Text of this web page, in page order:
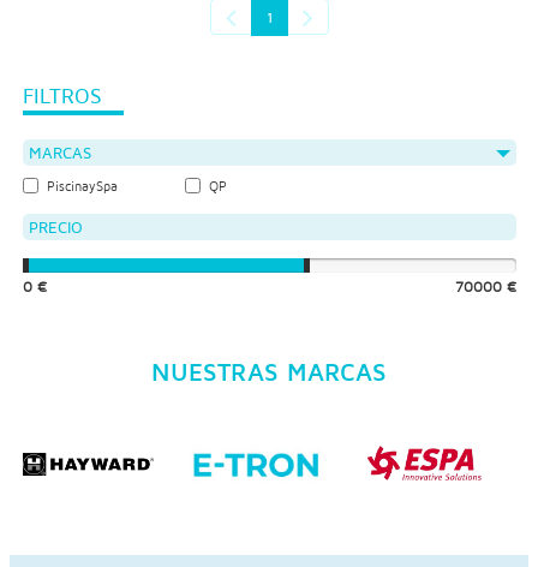
1
FILTROS
MARCAS
PiscinaySpa QP
PRECIO
0 € 70000 €
NUESTRAS MARCAS